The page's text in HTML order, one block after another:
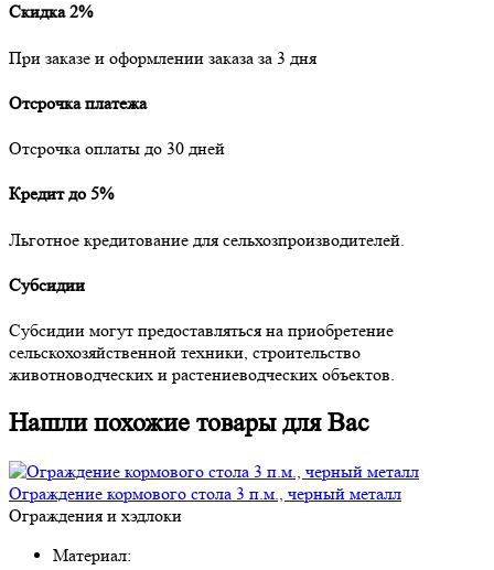
Скидка 2%
При заказе и оформлении заказа за 3 дня
Отсрочка платежа
Отсрочка оплаты до 30 дней
Кредит до 5%
Льготное кредитование для сельхозпроизводителей.
Субсидии
Субсидии могут предоставляться на приобретение
сельскохозяйственной техники, строительство
животноводческих и растениеводческих объектов.
Нашли похожие товары для Вас
Ограждение кормового стола 3 п.м., черный металл
Ограждения и хэдлоки
Материал: